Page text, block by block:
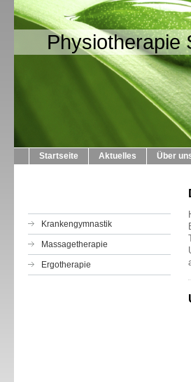
Physiotherapie
Startseite Aktuelles Über
Krankengymnastik
Massagetherapie
Ergotherapie